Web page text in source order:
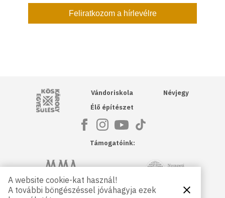
Kós Károly Egyesülés
Vándoriskola
Élő építészet
Névjegy
Támogatóink:
Magyar Művészeti Akadémia NKA
A website cookie-kat használ!
A további böngészéssel jóváhagyja ezek
Bezárás